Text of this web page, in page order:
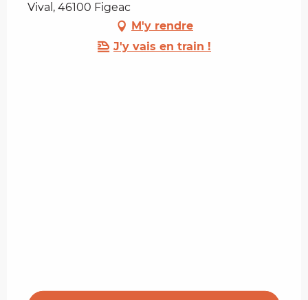
Vival, 46100 Figeac
M'y rendre
J'y vais en train !